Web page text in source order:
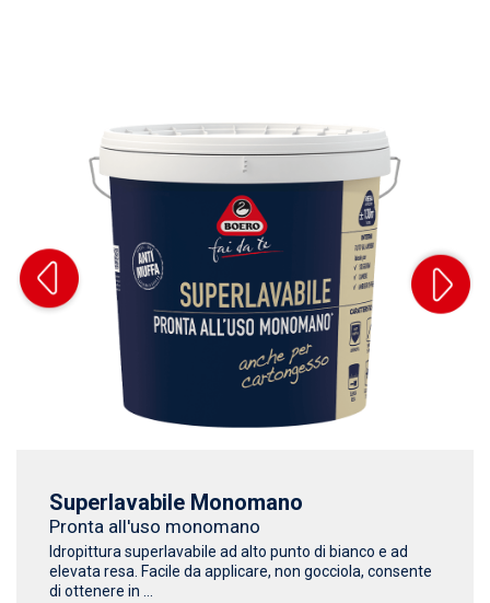
Superlavabile Monomano
Pronta all'uso monomano
Idropittura superlavabile ad alto punto di bianco e ad
elevata resa. Facile da applicare, non gocciola, consente
di ottenere in ...